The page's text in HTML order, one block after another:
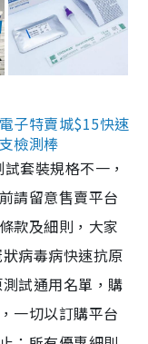
子特賣城$15快速
檢測棒
套裝規格不一，
請留意售賣平台
款及細則，大家
病毒病快速抗原
試通用名單，購
一切以訂購平台